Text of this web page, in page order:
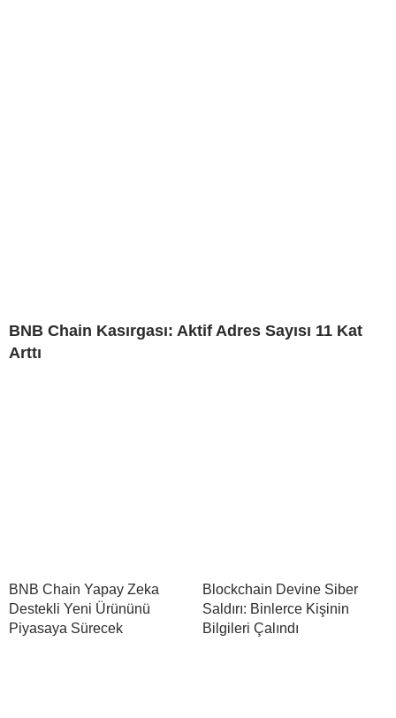
BNB Chain Kasırgası: Aktif Adres Sayısı 11 Kat
Arttı
BNB Chain Yapay Zeka
Destekli Yeni Ürününü
Piyasaya Sürecek
Blockchain Devine Siber
Saldırı: Binlerce Kişinin
Bilgileri Çalındı